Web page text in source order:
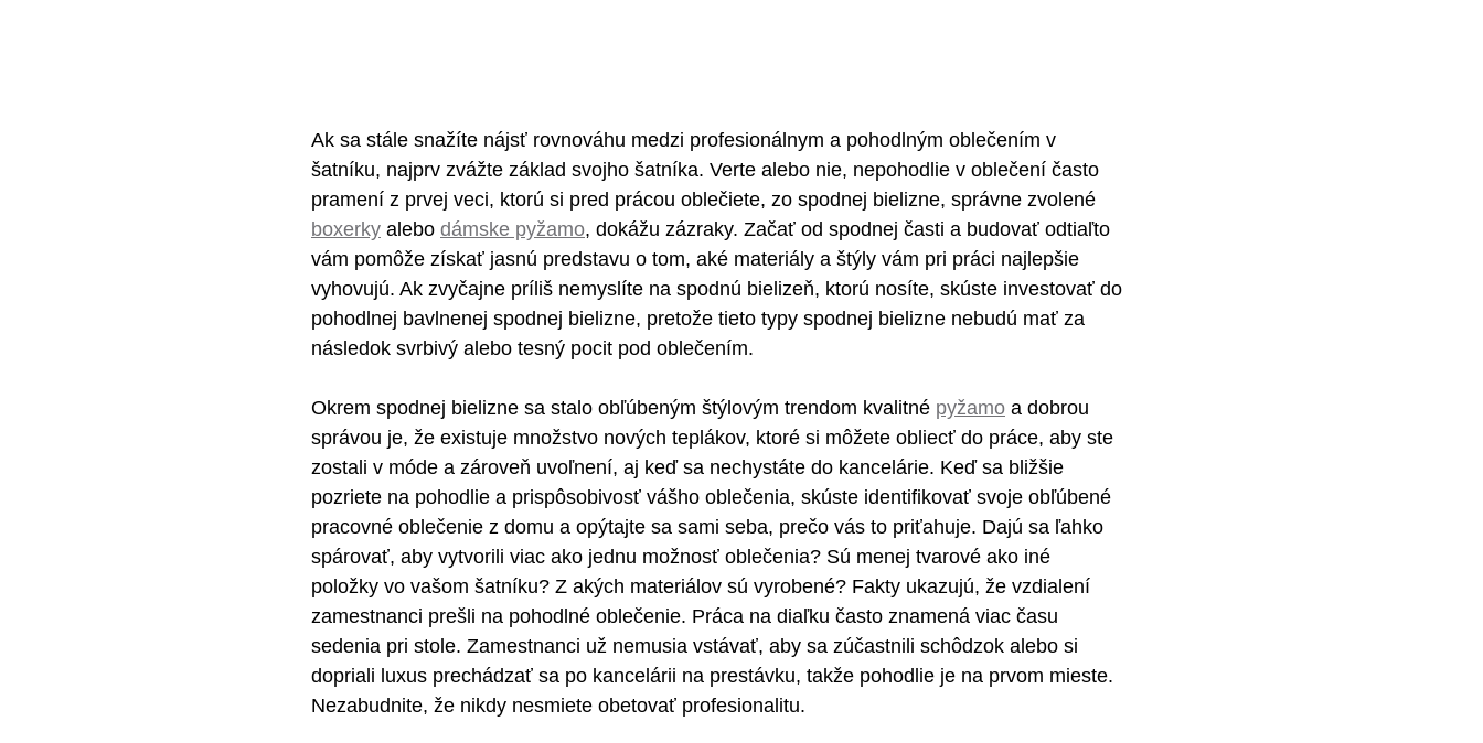
Ak sa stále snažíte nájsť rovnováhu medzi profesionálnym a pohodlným oblečením v
šatníku, najprv zvážte základ svojho šatníka. Verte alebo nie, nepohodlie v oblečení často
pramení z prvej veci, ktorú si pred prácou oblečiete, zo spodnej bielizne, správne zvolené
boxerky alebo dámske pyžamo, dokážu zázraky. Začať od spodnej časti a budovať odtiaľto
vám pomôže získať jasnú predstavu o tom, aké materiály a štýly vám pri práci najlepšie
vyhovujú. Ak zvyčajne príliš nemyslíte na spodnú bielizeň, ktorú nosíte, skúste investovať do
pohodlnej bavlnenej spodnej bielizne, pretože tieto typy spodnej bielizne nebudú mať za
následok svrbivý alebo tesný pocit pod oblečením.
Okrem spodnej bielizne sa stalo obľúbeným štýlovým trendom kvalitné pyžamo a dobrou
správou je, že existuje množstvo nových teplákov, ktoré si môžete obliecť do práce, aby ste
zostali v móde a zároveň uvoľnení, aj keď sa nechystáte do kancelárie. Keď sa bližšie
pozriete na pohodlie a prispôsobivosť vášho oblečenia, skúste identifikovať svoje obľúbené
pracovné oblečenie z domu a opýtajte sa sami seba, prečo vás to priťahuje. Dajú sa ľahko
spárovať, aby vytvorili viac ako jednu možnosť oblečenia? Sú menej tvarové ako iné
položky vo vašom šatníku? Z akých materiálov sú vyrobené? Fakty ukazujú, že vzdialení
zamestnanci prešli na pohodlné oblečenie. Práca na diaľku často znamená viac času
sedenia pri stole. Zamestnanci už nemusia vstávať, aby sa zúčastnili schôdzok alebo si
dopriali luxus prechádzať sa po kancelárii na prestávku, takže pohodlie je na prvom mieste.
Nezabudnite, že nikdy nesmiete obetovať profesionalitu.